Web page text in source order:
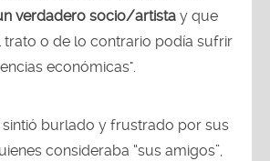
verdadero socio/artista y que
trato o de lo contrario podía sufrir
económicas".
sintió burlado y frustrado por sus
consideraba “sus amigos”,